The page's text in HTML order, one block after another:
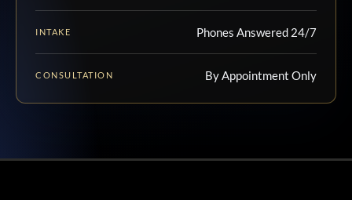
INTAKE Phones Answered 24/7
CONSULTATION By Appointment Only